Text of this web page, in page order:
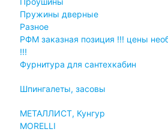
Пружины дверные
Разное
РФМ заказная позиция !!! цены
!!!
Фурнитура для сантехкабин
Шпингалеты, засовы
МЕТАЛЛИСТ, Кунгур
MORELLI